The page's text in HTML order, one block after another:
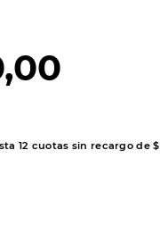
,00
12 cuotas sin recargo de$